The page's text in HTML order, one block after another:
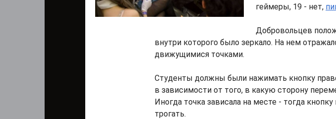
геймеры, 19 - нет,
Добровольцев
внутри которого было зеркало. На нем
движущимися точками.
Студенты должны были нажимать кнопку
в зависимости от того, в какую сторону
Иногда точка зависала на месте - тогда
трогать.